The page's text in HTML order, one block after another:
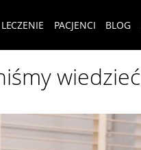
LECZENIE PACJENCI BLOG
wiedzieć